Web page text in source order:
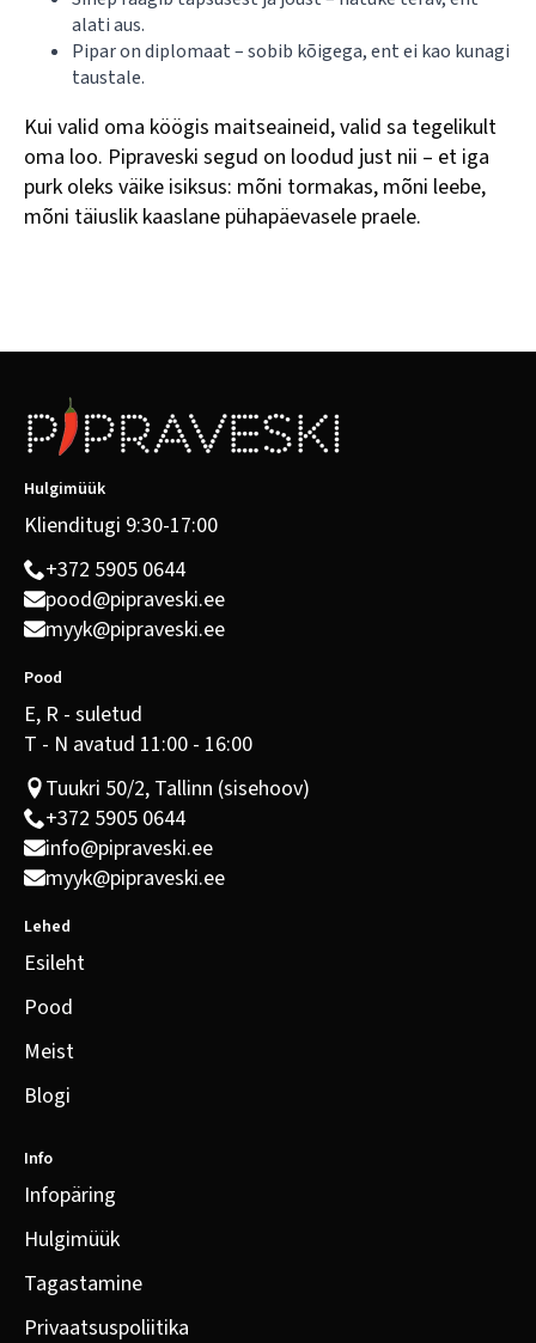
alati aus.
Pipar on diplomaat – sobib kõigega, ent ei kao kunagi
taustale.
Kui valid oma köögis maitseaineid, valid sa tegelikult
oma loo. Pipraveski segud on loodud just nii – et iga
purk oleks väike isiksus: mõni tormakas, mõni leebe,
mõni täiuslik kaaslane pühapäevasele praele.
Hulgimüük
Klienditugi 9:30-17:00
+372 5905 0644
pood@pipraveski.ee
myyk@pipraveski.ee
Pood
E, R - suletud
T - N avatud 11:00 - 16:00
Tuukri 50/2, Tallinn (sisehoov)
+372 5905 0644
info@pipraveski.ee
myyk@pipraveski.ee
Lehed
Esileht
Pood
Meist
Blogi
Info
Infopäring
Hulgimüük
Tagastamine
Privaatsuspoliitika